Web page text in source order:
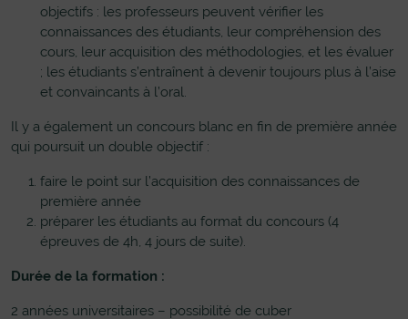
objectifs : les professeurs peuvent vérifier les
connaissances des étudiants, leur compréhension des
cours, leur acquisition des méthodologies, et les évaluer
; les étudiants s’entraînent à devenir toujours plus à l’aise
et convaincants à l’oral.
Il y a également un concours blanc en fin de première année
qui poursuit un double objectif :
faire le point sur l’acquisition des connaissances de
première année
préparer les étudiants au format du concours (4
épreuves de 4h, 4 jours de suite).
Durée de la formation :
2 années universitaires – possibilité de cuber